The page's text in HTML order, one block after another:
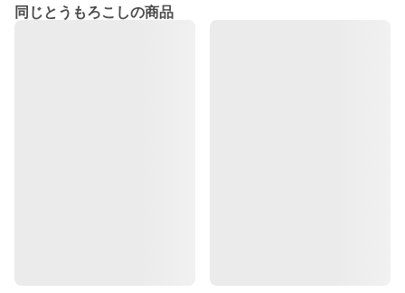
同じとうもろこしの商品